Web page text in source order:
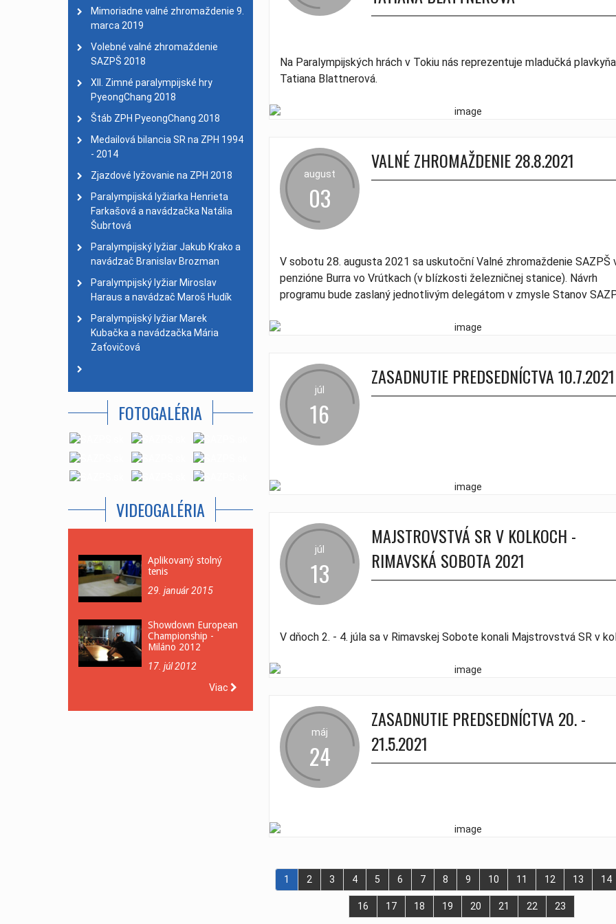
28. celoslovenský turistický zraz SAZPŠ
Mimoriadne valné zhromaždenie 9.
marca 2019
Volebné valné zhromaždenie
SAZPŠ 2018
XII. Zimné paralympijské hry
PyeongChang 2018
Štáb ZPH PyeongChang 2018
Medailová bilancia SR na ZPH 1994
- 2014
Zjazdové lyžovanie na ZPH 2018
Paralympijská lyžiarka Henrieta
Farkašová a navádzačka Natália
Šubrtová
Paralympijský lyžiar Jakub Krako a
navádzač Branislav Brozman
Paralympijský lyžiar Miroslav
Haraus a navádzač Maroš Hudík
Paralympijský lyžiar Marek
Kubačka a navádzačka Mária
Zaťovičová
FOTOGALÉRIA
VIDEOGALÉRIA
Aplikovaný stolný
tenis
29. január 2015
Showdown European
Championship -
Miláno 2012
17. júl 2012
Viac
Na Paralympijských hrách v Tokiu nás reprezentuje mladučká plavkyňa
Tatiana Blattnerová.
august
03
VALNÉ ZHROMAŽDENIE 28.8.2021
V sobotu 28. augusta 2021 sa uskutoční Valné zhromaždenie SAZPŠ
penzióne Burra vo Vrútkach (v blízkosti železničnej stanice). Návrh
programu bude zaslaný jednotlivým delegátom v zmysle Stanov
júl
16
ZASADNUTIE PREDSEDNÍCTVA 10.7.2021
júl
13
MAJSTROVSTVÁ SR V KOLKOCH -
RIMAVSKÁ SOBOTA 2021
V dňoch 2. - 4. júla sa v Rimavskej Sobote konali Majstrovstvá SR v
máj
24
ZASADNUTIE PREDSEDNÍCTVA 20. -
21.5.2021
1 2 3 4 5 6 7 8 9 10 11 12 13 14
16 17 18 19 20 21 22 23